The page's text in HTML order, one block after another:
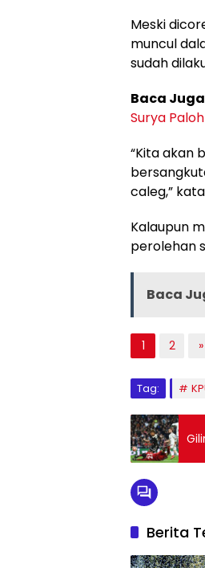
Meski
muncul
sudah
Baca
Surya
“Kita akan
caleg,”
Kalaupun
perolehan
Baca
1 2 »
Tag:
Berita